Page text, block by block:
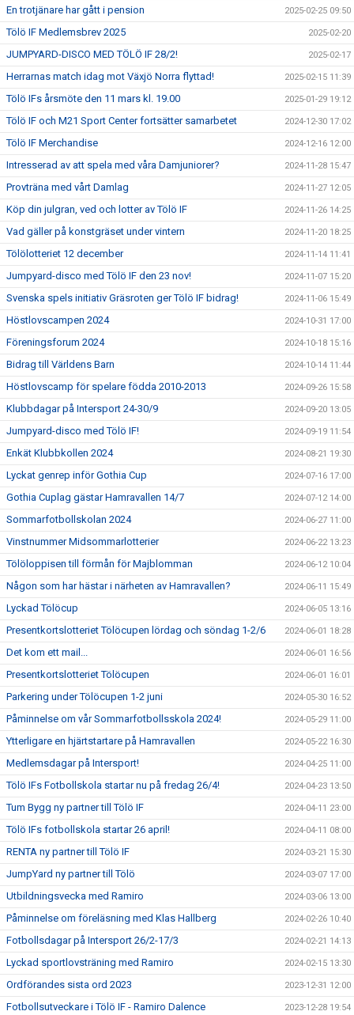
En trotjänare har gått i pension 2025-02-25 09:50
Tölö IF Medlemsbrev 2025 2025-02-20
JUMPYARD-DISCO MED TÖLÖ IF 28/2! 2025-02-17
Herrarnas match idag mot Växjö Norra flyttad! 2025-02-15 11:39
Tölö IFs årsmöte den 11 mars kl. 19.00 2025-01-29 19:12
Tölö IF och M21 Sport Center fortsätter samarbetet 2024-12-30 17:02
Tölö IF Merchandise 2024-12-16 12:00
Intresserad av att spela med våra Damjuniorer? 2024-11-28 15:47
Provträna med vårt Damlag 2024-11-27 12:05
Köp din julgran, ved och lotter av Tölö IF 2024-11-26 14:25
Vad gäller på konstgräset under vintern 2024-11-20 18:25
Tölölotteriet 12 december 2024-11-14 11:41
Jumpyard-disco med Tölö IF den 23 nov! 2024-11-07 15:20
Svenska spels initiativ Gräsroten ger Tölö IF bidrag! 2024-11-06 15:49
Höstlovscampen 2024 2024-10-31 17:00
Föreningsforum 2024 2024-10-18 15:16
Bidrag till Världens Barn 2024-10-14 11:44
Höstlovscamp för spelare födda 2010-2013 2024-09-26 15:58
Klubbdagar på Intersport 24-30/9 2024-09-20 13:05
Jumpyard-disco med Tölö IF! 2024-09-19 11:54
Enkät Klubbkollen 2024 2024-08-21 19:30
Lyckat genrep inför Gothia Cup 2024-07-16 17:00
Gothia Cuplag gästar Hamravallen 14/7 2024-07-12 14:00
Sommarfotbollskolan 2024 2024-06-27 11:00
Vinstnummer Midsommarlotterier 2024-06-22 13:23
Tölöloppisen till förmån för Majblomman 2024-06-12 10:04
Någon som har hästar i närheten av Hamravallen? 2024-06-11 15:49
Lyckad Tölöcup 2024-06-05 13:16
Presentkortslotteriet Tölöcupen lördag och söndag 1-2/6 2024-06-01 18:28
Det kom ett mail... 2024-06-01 16:56
Presentkortslotteriet Tölöcupen 2024-06-01 16:01
Parkering under Tölöcupen 1-2 juni 2024-05-30 16:52
Påminnelse om vår Sommarfotbollsskola 2024! 2024-05-29 11:00
Ytterligare en hjärtstartare på Hamravallen 2024-05-22 16:30
Medlemsdagar på Intersport! 2024-04-25 11:00
Tölö IFs Fotbollskola startar nu på fredag 26/4! 2024-04-23 13:50
Tum Bygg ny partner till Tölö IF 2024-04-11 23:00
Tölö IFs fotbollskola startar 26 april! 2024-04-11 08:00
RENTA ny partner till Tölö IF 2024-03-21 15:30
JumpYard ny partner till Tölö 2024-03-07 17:00
Utbildningsvecka med Ramiro 2024-03-06 13:00
Påminnelse om föreläsning med Klas Hallberg 2024-02-26 10:40
Fotbollsdagar på Intersport 26/2-17/3 2024-02-21 14:13
Lyckad sportlovsträning med Ramiro 2024-02-15 13:30
Ordförandes sista ord 2023 2023-12-31 12:00
Fotbollsutveckare i Tölö IF - Ramiro Dalence 2023-12-28 19:54